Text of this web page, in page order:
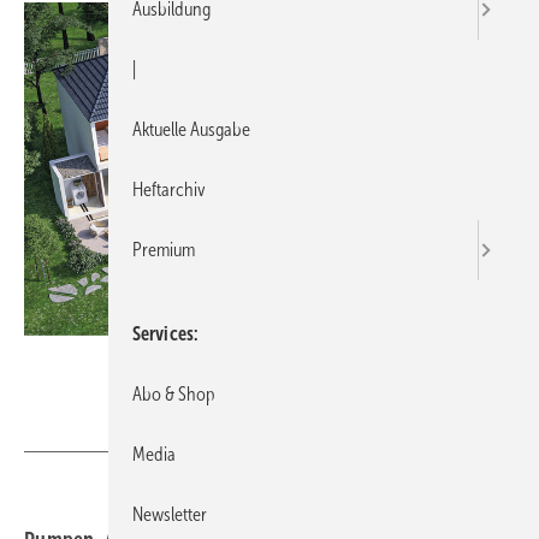
Ausbildung
Aktuelle Ausgabe
Heftarchiv
Premium
Services
Abo & Shop
Media
Newsletter